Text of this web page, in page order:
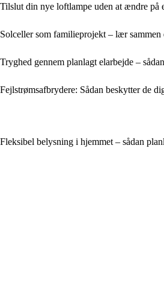
Tilslut din nye loftlampe uden at ændre på
Solceller som familieprojekt – lær sammen
Tryghed gennem planlagt elarbejde –
Fejlstrømsafbrydere: Sådan beskytter de
Fleksibel belysning i hjemmet – sådan